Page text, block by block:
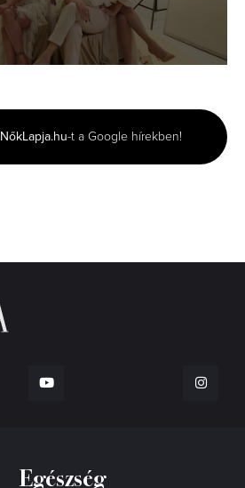
NőkLapja.hu-t a Google hírekben!
Egészség